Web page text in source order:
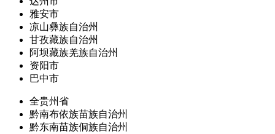
雅安市
凉山彝族自治州
甘孜藏族自治州
阿坝藏族羌族自治州
资阳市
巴中市
全贵州省
黔南布依族苗族自治州
黔东南苗族侗族自治州